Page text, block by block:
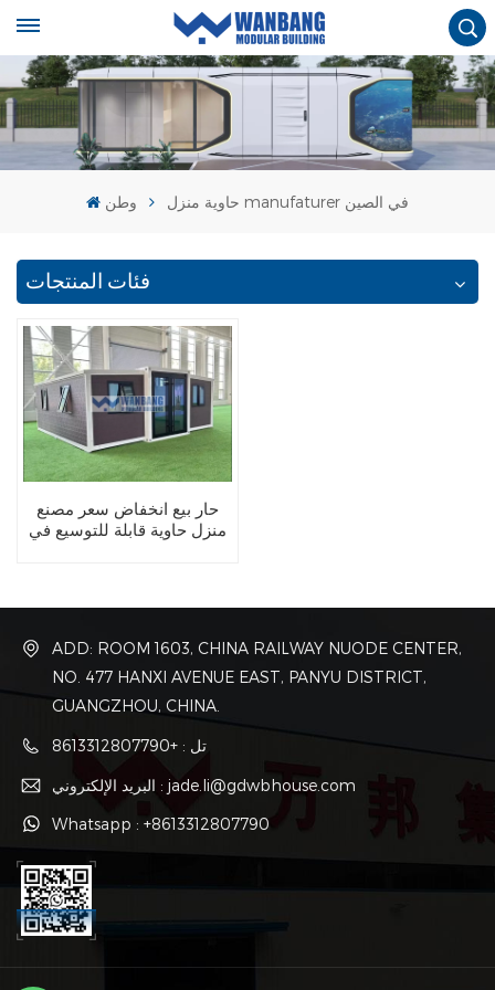
وطن حاوية منزل manufaturer في الصين
فئات المنتجات
حار بيع انخفاض سعر مصنع
منزل حاوية قابلة للتوسيع في
ADD: ROOM 1603, CHINA RAILWAY NUODE CENTER,
NO. 477 HANXI AVENUE EAST, PANYU DISTRICT,
GUANGZHOU, CHINA.
تل : +8613312807790
البريد الإلكتروني : jade.li@gdwbhouse.com
Whatsapp : +8613312807790